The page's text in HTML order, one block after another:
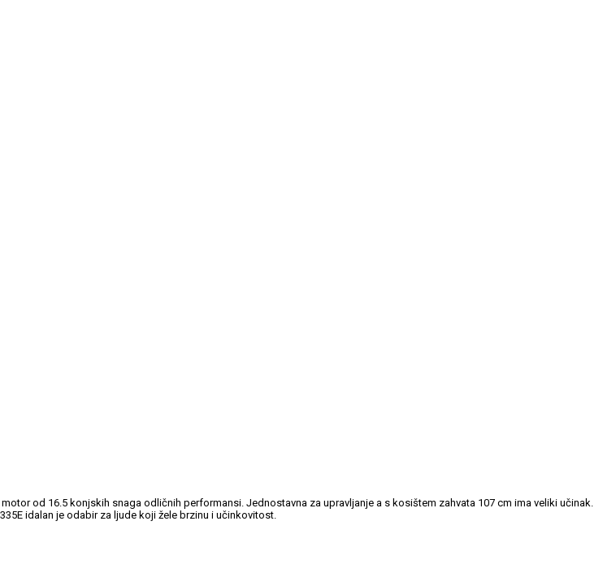
od 16.5 konjskih snaga odličnih performansi. Jednostavna za upravljanje a s kosištem zahvata 107 cm ima veliki učinak.
idalan je odabir za ljude koji žele brzinu i učinkovitost.